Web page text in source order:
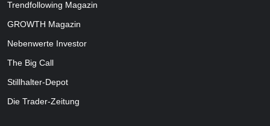
Trendfollowing Magazin
GROWTH Magazin
Nebenwerte Investor
The Big Call
Stillhalter-Depot
Die Trader-Zeitung